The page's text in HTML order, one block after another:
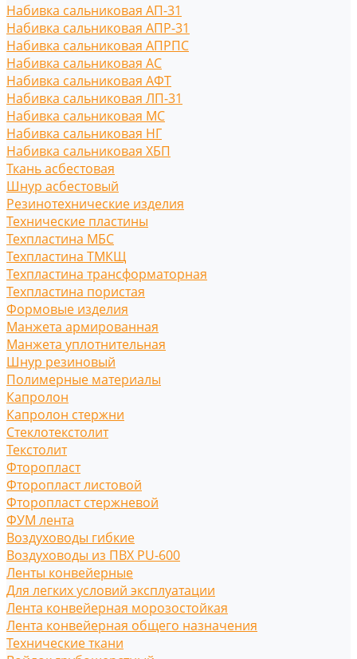
Набивка сальниковая АП-31
Набивка сальниковая АПР-31
Набивка сальниковая АПРПС
Набивка сальниковая АС
Набивка сальниковая АФТ
Набивка сальниковая ЛП-31
Набивка сальниковая МС
Набивка сальниковая НГ
Набивка сальниковая ХБП
Ткань асбестовая
Шнур асбестовый
Резинотехнические изделия
Технические пластины
Техпластина МБС
Техпластина ТМКЩ
Техпластина трансформаторная
Техпластина пористая
Формовые изделия
Манжета армированная
Манжета уплотнительная
Шнур резиновый
Полимерные материалы
Капролон
Капролон стержни
Стеклотекстолит
Текстолит
Фторопласт
Фторопласт листовой
Фторопласт стержневой
ФУМ лента
Воздуховоды гибкие
Воздуховоды из ПВХ PU-600
Ленты конвейерные
Для легких условий эксплуатации
Лента конвейерная морозостойкая
Лента конвейерная общего назначения
Технические ткани